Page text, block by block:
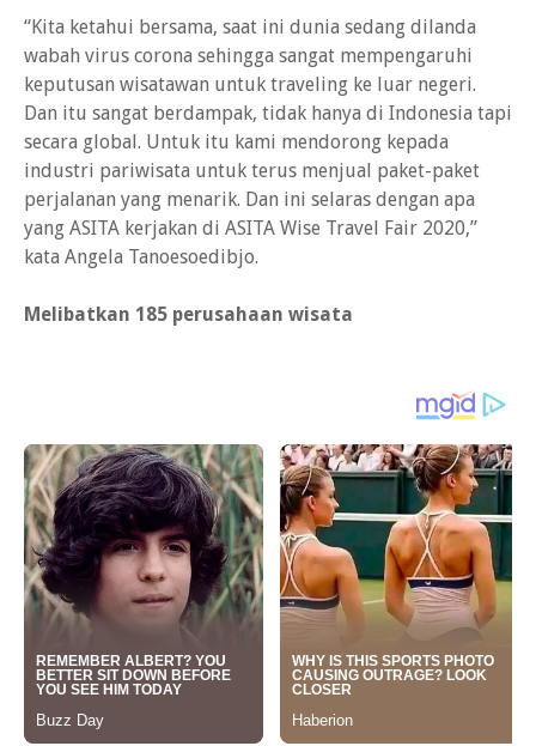
“Kita ketahui bersama, saat ini dunia sedang dilanda
wabah virus corona sehingga sangat mempengaruhi
keputusan wisatawan untuk traveling ke luar negeri.
Dan itu sangat berdampak, tidak hanya di Indonesia tapi
secara global. Untuk itu kami mendorong kepada
industri pariwisata untuk terus menjual paket-paket
perjalanan yang menarik. Dan ini selaras dengan apa
yang ASITA kerjakan di ASITA Wise Travel Fair 2020,”
kata Angela Tanoesoedibjo.
Melibatkan 185 perusahaan wisata